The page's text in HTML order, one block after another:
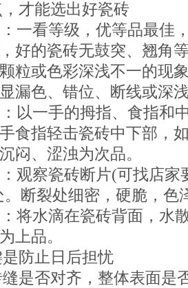
才能选出好瓷砖
一看等级，优等品最佳
好的瓷砖无鼓突、翘角
粒或色彩深浅不一的现
漏色、错位、断线或深
以一手的拇指、食指和
食指轻击瓷砖中下部，
闷、涩浊为次品。
观察瓷砖断片(可找店家
断裂处细密，硬脆，色
将水滴在瓷砖背面，水
上品。
防止日后担忧
是否对齐，整体表面是